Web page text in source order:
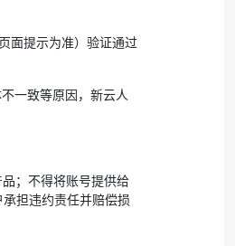
面提示为准）验证通过
一致等原因，新云人
；不得将账号提供给
担违约责任并赔偿损